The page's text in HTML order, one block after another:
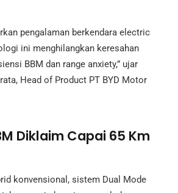
pengalaman berkendara electric
ini menghilangkan keresahan
BBM dan range anxiety,” ujar
Head of Product PT BYD Motor
Diklaim Capai 65 Km
konvensional, sistem Dual Mode